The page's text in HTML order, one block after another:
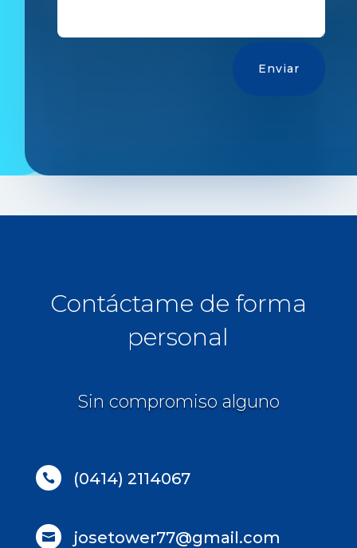
Enviar
Contáctame de forma
personal
Sin compromiso alguno
 (0414) 2114067
 josetower77@gmail.com